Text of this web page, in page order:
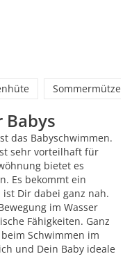
Sommermützen
das Babyschwimmen.
sehr vorteilhaft für
bietet es
Es bekommt ein
Dir dabei ganz nah.
im Wasser
Fähigkeiten. Ganz
Schwimmen im
und Dein Baby ideale